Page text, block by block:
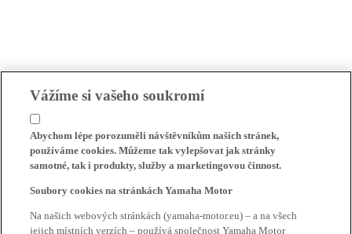
Vážíme si vašeho soukromí
Abychom lépe porozuměli návštěvníkům našich stránek,
používáme cookies. Můžeme tak vylepšovat jak stránky
samotné, tak i produkty, služby a marketingovou činnost.
Soubory cookies na stránkách Yamaha Motor
Na našich webových stránkách (yamaha-motor.eu) – a na všech
jejich místních verzích – používá společnost Yamaha Motor